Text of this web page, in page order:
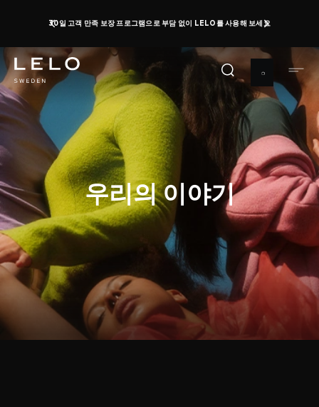
콘
텐
츠
로
건
뛰
기
지금 구매하기
우리의 이야기